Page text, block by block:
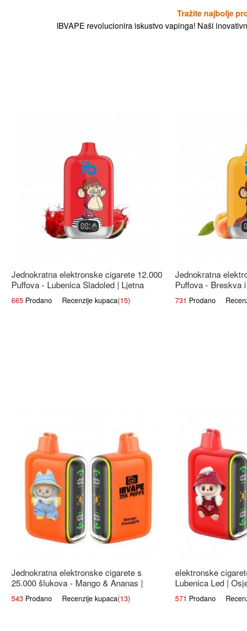
Tražite najbolje
IBVAPE revolucionira iskustvo vapinga! Naši
Jednokratna elektronske cigarete 12.000
Puffova - Lubenica Sladoled | Ljetna
Desertna Aroma
665 Prodano Recenzije kupaca(15)
Jednokratna
Puffova - Breskva
Osježavajuća
731 Prodano
Jednokratna elektronske cigarete s
25.000 šlukova - Mango & Ananas |
Egzotična Voćna Mješavina
543 Prodano Recenzije kupaca(13)
elektronske
Lubenica Led |
571 Prodano